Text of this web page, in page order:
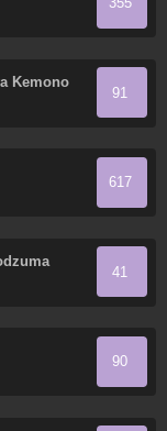
Kemono
91
617
41
90